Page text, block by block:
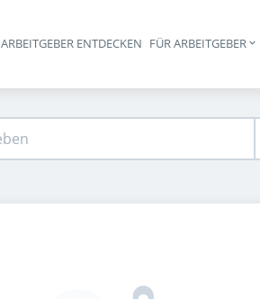
Haupt-Navigation
ARBEITGEBER ENTDECKEN FÜR ARBEITGEBER